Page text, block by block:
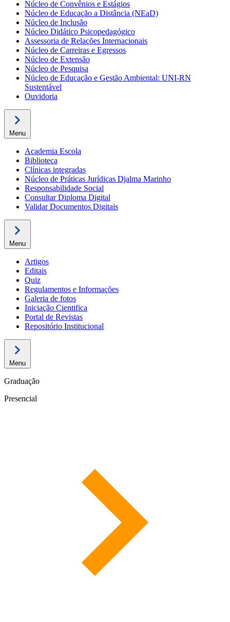
Núcleo de Convênios e Estágios
Núcleo de Educação a Distância (NEaD)
Núcleo de Inclusão
Núcleo Didático Psicopedagógico
Assessoria de Relações Internacionais
Núcleo de Carreiras e Egressos
Núcleo de Extensão
Núcleo de Pesquisa
Núcleo de Educação e Gestão Ambiental: UNI-RN
Sustentável
Ouvidoria
Menu
Academia Escola
Biblioteca
Clínicas integradas
Núcleo de Práticas Jurídicas Djalma Marinho
Responsabilidade Social
Consultar Diploma Digital
Validar Documentos Digitais
Menu
Artigos
Editais
Quiz
Regulamentos e Informações
Galeria de fotos
Iniciação Cientifica
Portal de Revistas
Repositório Institucional
Menu
Graduação
Presencial